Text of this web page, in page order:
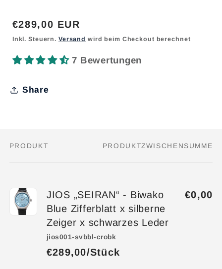
Normaler
Preis
€289,00 EUR
Inkl. Steuern. Versand wird beim Checkout berechnet
7 Bewertungen
Share
Dein
PRODUKT PRODUKTZWISCHENSUMME
JIOS „SEIRAN“ - Biwako
Blue Zifferblatt x silberne
Zeiger x schwarzes Leder
jios001-svbbl-crobk
€289,00/Stück
€0,00